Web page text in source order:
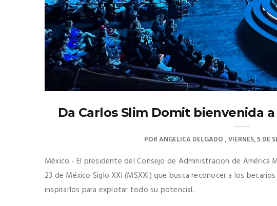
Da Carlos Slim Domit bienvenida
PORANGELICA DELGADO VIERNES, 5 DE
México.- El presidente del Consejo de Administracion de América
23 de México Siglo XXI (MSXXI) que busca reconocer a los
inspirarlos para explotar todo su potencial.